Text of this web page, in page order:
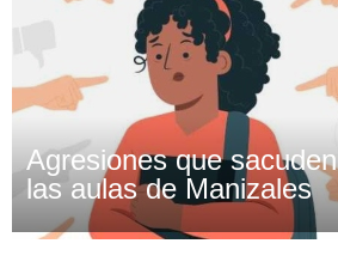
Agresiones que sacuden
las aulas de Manizales